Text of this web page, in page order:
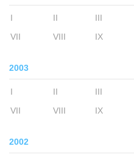
I II III
VII
VIII IX
2003
I II III
VII
VIII IX
2002